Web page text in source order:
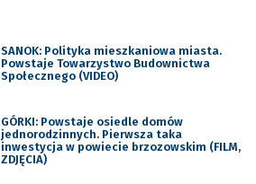
SANOK: Polityka mieszkaniowa miasta.
Powstaje Towarzystwo Budownictwa
Społecznego (VIDEO)
GÓRKI: Powstaje osiedle domów
jednorodzinnych. Pierwsza taka
inwestycja w powiecie brzozowskim (FILM,
ZDJĘCIA)